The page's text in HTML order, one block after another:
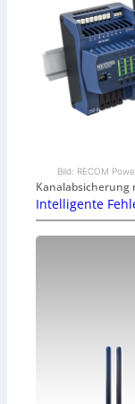
Bild: RECOM
Kanalabsicherung
Intelligente